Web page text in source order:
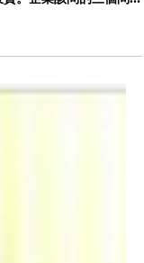
重點；能不能「看懂」
構、減輕 SOC 壓力，